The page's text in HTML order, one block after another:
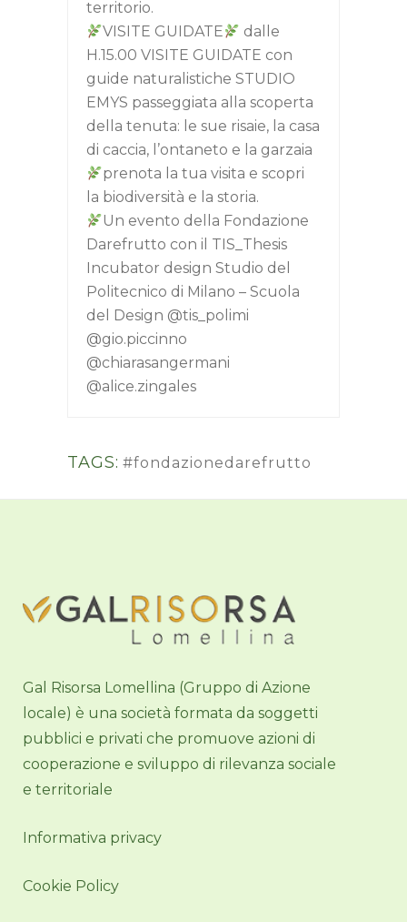
territorio.
VISITE GUIDATE
dalle
H.15.00 VISITE GUIDATE con
guide naturalistiche STUDIO
EMYS passeggiata alla scoperta
della tenuta: le sue risaie, la casa
di caccia, l’ontaneto e la garzaia
prenota la tua visita e scopri
la biodiversità e la storia.
Un evento della Fondazione
Darefrutto con il TIS_Thesis
Incubator design Studio del
Politecnico di Milano – Scuola
del Design @tis_polimi
@gio.piccinno
@chiarasangermani
@alice.zingales
TAGS: #fondazionedarefrutto
Gal Risorsa Lomellina (Gruppo di Azione
locale) è una società formata da soggetti
pubblici e privati che promuove azioni di
cooperazione e sviluppo di rilevanza sociale
e territoriale
Informativa privacy
Cookie Policy